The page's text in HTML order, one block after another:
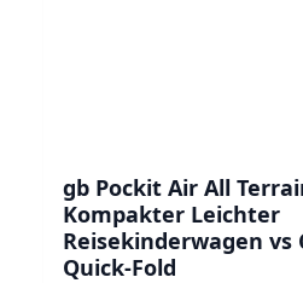
gb Pockit Air All
Kompakter Leichter
Reisekinderwagen vs
Quick-Fold